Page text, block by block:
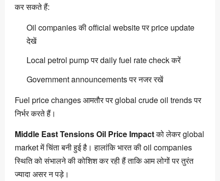
कर सकते हैं:
Oil companies की official website पर price update
देखें
Local petrol pump पर daily fuel rate check करें
Government announcements पर नजर रखें
Fuel price changes आमतौर पर global crude oil trends पर
निर्भर करते हैं।
Middle East Tensions Oil Price Impactको लेकर global
market में चिंता बनी हुई है। हालांकि भारत की oil companies
स्थिति को संभालने की कोशिश कर रही हैं ताकि आम लोगों पर तुरंत
ज्यादा असर न पड़े।